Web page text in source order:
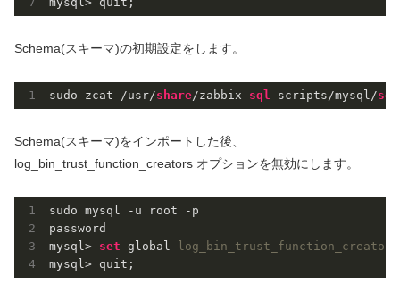
Schema(スキーマ)の初期設定をします。
sudo zcat /usr/share/zabbix- sql -scripts/mysql/
Schema(スキーマ)をインポートした後、
log_bin_trust_function_creators オプションを無効にします。
sudo mysql -u root -p
password
mysql> set global
mysql> quit;